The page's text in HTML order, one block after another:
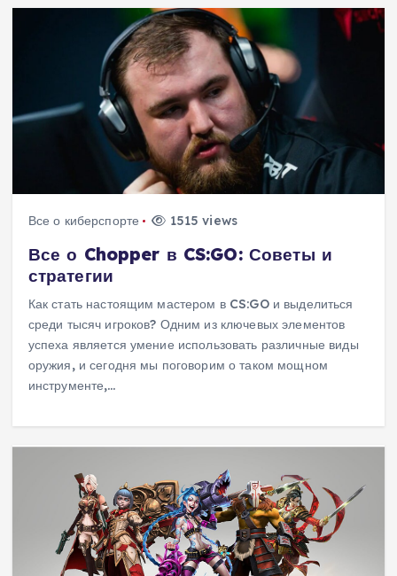
Все о киберспорте 1515 views
Все о Chopper в CS:GO: Советы и
стратегии
Как стать настоящим мастером в CS:GO и выделиться
среди тысяч игроков? Одним из ключевых элементов
успеха является умение использовать различные виды
оружия, и сегодня мы поговорим о таком мощном
инструменте,…